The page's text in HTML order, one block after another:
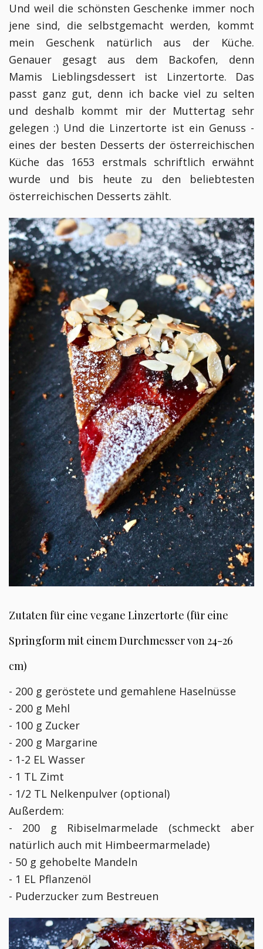
Und weil die schönsten Geschenke immer noch
jene sind, die selbstgemacht werden, kommt
mein Geschenk natürlich aus der Küche.
Genauer gesagt aus dem Backofen, denn
Mamis Lieblingsdessert ist Linzertorte. Das
passt ganz gut, denn ich backe viel zu selten
und deshalb kommt mir der Muttertag sehr
gelegen :) Und die Linzertorte ist ein Genuss -
eines der besten Desserts der österreichischen
Küche das 1653 erstmals schriftlich erwähnt
wurde und bis heute zu den beliebtesten
österreichischen Desserts zählt.
Zutaten für eine vegane Linzertorte (für eine
Springform mit einem Durchmesser von 24-26
cm)
- 200 g geröstete und gemahlene Haselnüsse
- 200 g Mehl
- 100 g Zucker
- 200 g Margarine
- 1-2 EL Wasser
- 1 TL Zimt
- 1/2 TL Nelkenpulver (optional)
Außerdem:
- 200 g Ribiselmarmelade (schmeckt aber
natürlich auch mit Himbeermarmelade)
- 50 g gehobelte Mandeln
- 1 EL Pflanzenöl
- Puderzucker zum Bestreuen